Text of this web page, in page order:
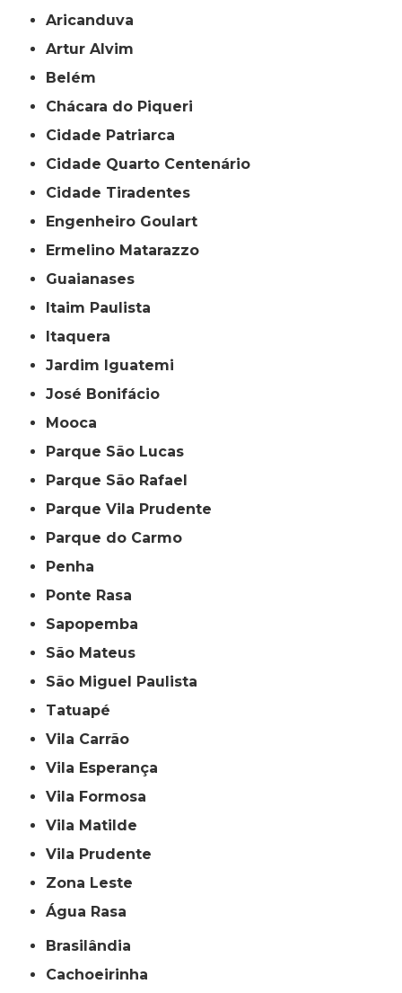
Aricanduva
Artur Alvim
Belém
Chácara do Piqueri
Cidade Patriarca
Cidade Quarto Centenário
Cidade Tiradentes
Engenheiro Goulart
Ermelino Matarazzo
Guaianases
Itaim Paulista
Itaquera
Jardim Iguatemi
José Bonifácio
Mooca
Parque São Lucas
Parque São Rafael
Parque Vila Prudente
Parque do Carmo
Penha
Ponte Rasa
Sapopemba
São Mateus
São Miguel Paulista
Tatuapé
Vila Carrão
Vila Esperança
Vila Formosa
Vila Matilde
Vila Prudente
Zona Leste
Água Rasa
Brasilândia
Cachoeirinha